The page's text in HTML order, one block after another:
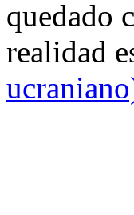
quedado
realidad